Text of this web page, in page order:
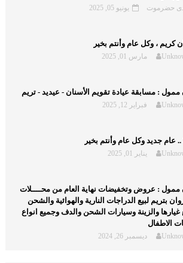
يونيو 05, 2025
، وكل عام وأنتم بخير
مارس 01, 2025
: مسابقة عيادة تقويم الأسنان - عيديد - تريم
فبراير 12, 2025
يناير 01, 2025
: عروض وتخفيضات نهاية العام من محــــلات
بتريم لبيع الدراجات النارية والهوائية والشحن
والزينة وسيارات الشحن والدف وجميع انواع
ديسمبر 26, 2024